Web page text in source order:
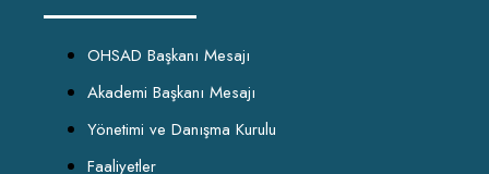
OHSAD Başkanı Mesajı
Akademi Başkanı Mesajı
Yönetimi ve Danışma Kurulu
Faaliyetler